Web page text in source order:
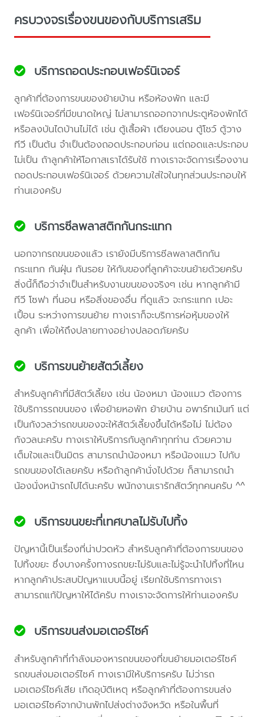
ครบวงจรเรื่องขนของกับบริการเสริม
บริการถอดประกอบเฟอร์นิเจอร์
ลูกค้าที่ต้องการขนของย้ายบ้าน หรือห้องพัก และมี
เฟอร์นิเจอร์ที่มีขนาดใหญ่ ไม่สามารถออกจากประตูห้องพักได้
หรือลงบันไดบ้านไม่ได้ เช่น ตู้เสื้อผ้า เตียงนอน ตู้โชว์ ตู้วาง
ทีวี เป็นต้น จำเป็นต้องถอดประกอบก่อน แต่ถอดและประกอบ
ไม่เป็น ถ้าลูกค้าให้โอกาสเราได้รับใช้ ทางเราจะจัดการเรื่องงาน
ถอดประกอบเฟอร์นิเจอร์ ด้วยความใส่ใจในทุกส่วนประกอบให้
ท่านเองครับ
บริการซีลพลาสติกกันกระแทก
นอกจากรถขนของแล้ว เรายังมีบริการซีลพลาสติกกัน
กระแทก กันฝุ่น กันรอย ให้กับของที่ลูกค้าจะขนย้ายด้วยครับ
สิ่งนี้ก็ถือว่าจำเป็นสำหรับงานขนของจริงๆ เช่น หากลูกค้ามี
ทีวี โซฟา ที่นอน หรือสิ่งของอื่น ที่ดูแล้ว จะกระแทก เปอะ
เปื้อน ระหว่างการขนย้าย ทางเราก็จะบริการห่อหุ้มของให้
ลูกค้า เพื่อให้ถึงปลายทางอย่างปลอดภัยครับ
บริการขนย้ายสัตว์เลี้ยง
สำหรับลูกค้าที่มีสัตว์เลี้ยง เช่น น้องหมา น้องแมว ต้องการ
ใช้บริการรถขนของ เพื่อย้ายหอพัก ย้ายบ้าน อพาร์ทเม้นท์ แต่
เป็นกังวลว่ารถขนของจะให้สัตว์เลี้ยงขึ้นได้หรือไม่ ไม่ต้อง
กังวลนะครับ ทางเราให้บริการกับลูกค้าทุกท่าน ด้วยความ
เต็มใจและเป็นมิตร สามารถนำน้องหมา หรือน้องแมว ไปกับ
รถขนของได้เลยครับ หรือถ้าลูกค้านั่งไปด้วย ก็สามารถนำ
น้องนั่งหน้ารถไปได้นะครับ พนักงานเรารักสัตว์ทุกคนครับ ^^
บริการขนขยะที่เทศบาลไม่รับไปทิ้ง
ปัญหานี้เป็นเรื่องที่น่าปวดหัว สำหรับลูกค้าที่ต้องการขนของ
ไปทิ้งขยะ ซึ่งบางครั้งทางรถขยะไม่รับและไม่รู้จะนำไปทิ้งที่ไหน
หากลูกค้าประสบปัญหาแบบนี้อยู่ เรียกใช้บริการทางเรา
สามารถแก้ปัญหาให้ได้ครับ ทางเราจะจัดการให้ท่านเองครับ
บริการขนส่งมอเตอร์ไซค์
สำหรับลูกค้าที่กำลังมองหารถขนของที่ขนย้ายมอเตอร์ไซค์
รถขนส่งมอเตอร์ไซค์ ทางเรามีให้บริการครับ ไม่ว่ารถ
มอเตอร์ไซค์เสีย เกิดอุบัติเหตุ หรือลูกค้าที่ต้องการขนส่ง
มอเตอร์ไซค์จากบ้านพักไปส่งต่างจังหวัด หรือในพื้นที่